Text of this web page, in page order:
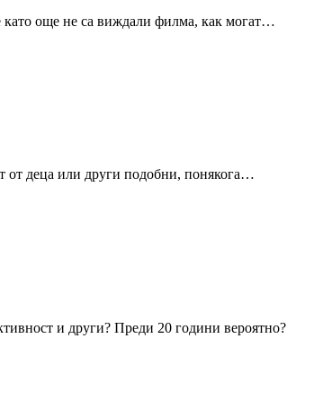
като още не са виждали филма, как могат…
от деца или други подобни, понякога…
и други? Преди 20 години вероятно?